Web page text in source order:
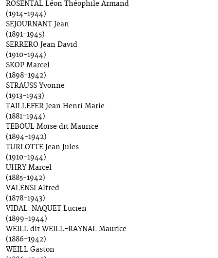
ROSENTAL Léon Théophile Armand
(1914-1944)
SEJOURNANT Jean
(1891-1945)
SERRERO Jean David
(1910-1944)
SKOP Marcel
(1898-1942)
STRAUSS Yvonne
(1913-1943)
TAILLEFER Jean Henri Marie
(1881-1944)
TEBOUL Moïse dit Maurice
(1894-1942)
TURLOTTE Jean Jules
(1910-1944)
UHRY Marcel
(1885-1942)
VALENSI Alfred
(1878-1943)
VIDAL-NAQUET Lucien
(1899-1944)
WEILL dit WEILL-RAYNAL Maurice
(1886-1942)
WEILL Gaston